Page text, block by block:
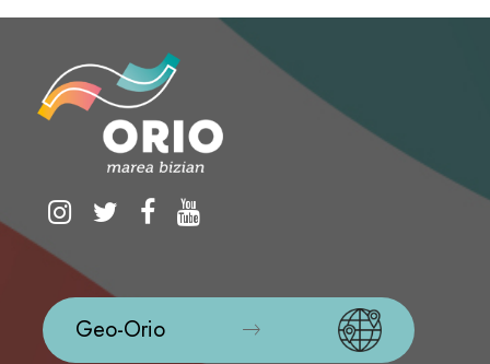
Geo-Orio